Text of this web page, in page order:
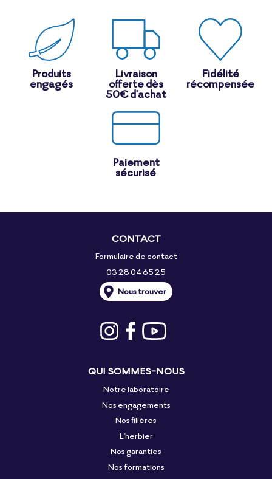
Produits
engagés
Livraison
offerte dès
50€ d'achat
Fidélité
récompensée
Paiement
sécurisé
CONTACT
Formulaire de contact
03 28 04 65 25
Nous trouver
QUI SOMMES-NOUS
Notre laboratoire
Nos engagements
Nos filières
L'herbier
Nos garanties
Nos formations